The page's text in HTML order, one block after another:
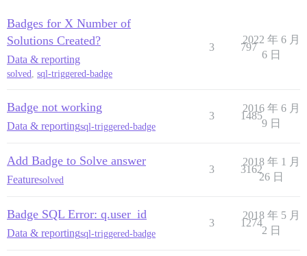
Badges for X Number of
Solutions Created?
Data & reporting
solved, sql-triggered-badge
3 797
2022 年 6 月
6 日
Badge not working
Data & reportingsql-triggered-badge
3 1485
2016 年 6 月
9 日
Add Badge to Solve answer
Featuresolved
3 3162
2018 年 1 月
26 日
Badge SQL Error: q.user_id
Data & reportingsql-triggered-badge
3 1274
2018 年 5 月
2 日